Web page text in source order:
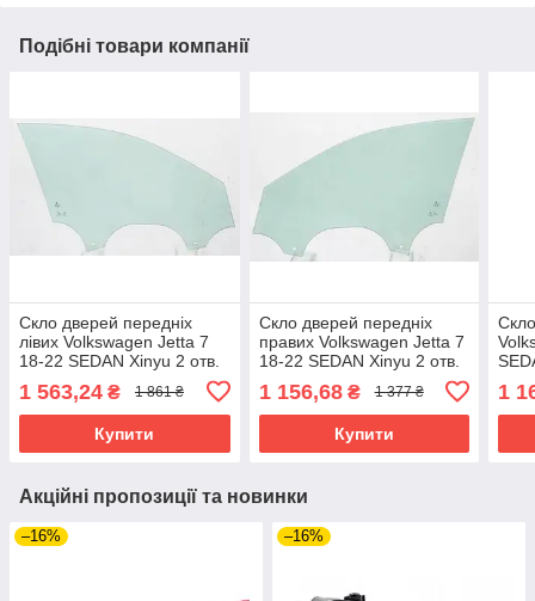
Подібні товари компанії
Скло дверей передніх
лівих Volkswagen Jetta 7
18-22 SEDAN Xinyu 2 отв.
1 563,24 ₴ 1 861 ₴
Купити
Скло дверей передніх
правих Volkswagen Jetta 7
18-22 SEDAN Xinyu 2 отв.
1 156,68₴ 1 377 ₴
Купити
1
Акційні пропозиції та новинки
–16% –16%